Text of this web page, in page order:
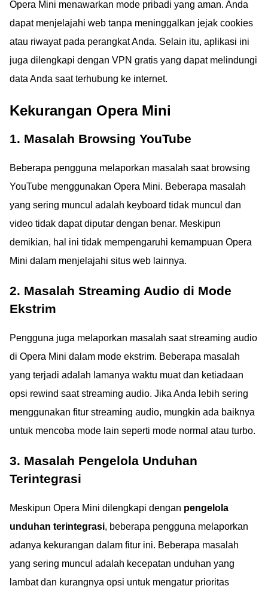
Opera Mini menawarkan mode pribadi yang aman. Anda
dapat menjelajahi web tanpa meninggalkan jejak cookies
atau riwayat pada perangkat Anda. Selain itu, aplikasi ini
juga dilengkapi dengan VPN gratis yang dapat melindungi
data Anda saat terhubung ke internet.
Kekurangan Opera Mini
1. Masalah Browsing YouTube
Beberapa pengguna melaporkan masalah saat browsing
YouTube menggunakan Opera Mini. Beberapa masalah
yang sering muncul adalah keyboard tidak muncul dan
video tidak dapat diputar dengan benar. Meskipun
demikian, hal ini tidak mempengaruhi kemampuan Opera
Mini dalam menjelajahi situs web lainnya.
2. Masalah Streaming Audio di Mode
Ekstrim
Pengguna juga melaporkan masalah saat streaming audio
di Opera Mini dalam mode ekstrim. Beberapa masalah
yang terjadi adalah lamanya waktu muat dan ketiadaan
opsi rewind saat streaming audio. Jika Anda lebih sering
menggunakan fitur streaming audio, mungkin ada baiknya
untuk mencoba mode lain seperti mode normal atau turbo.
3. Masalah Pengelola Unduhan
Terintegrasi
Meskipun Opera Mini dilengkapi dengan pengelola
unduhan terintegrasi, beberapa pengguna melaporkan
adanya kekurangan dalam fitur ini. Beberapa masalah
yang sering muncul adalah kecepatan unduhan yang
lambat dan kurangnya opsi untuk mengatur prioritas